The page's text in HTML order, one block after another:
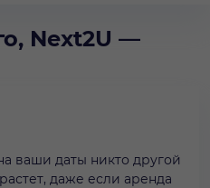
Next2U —
ваши даты никто другой
даже если аренда